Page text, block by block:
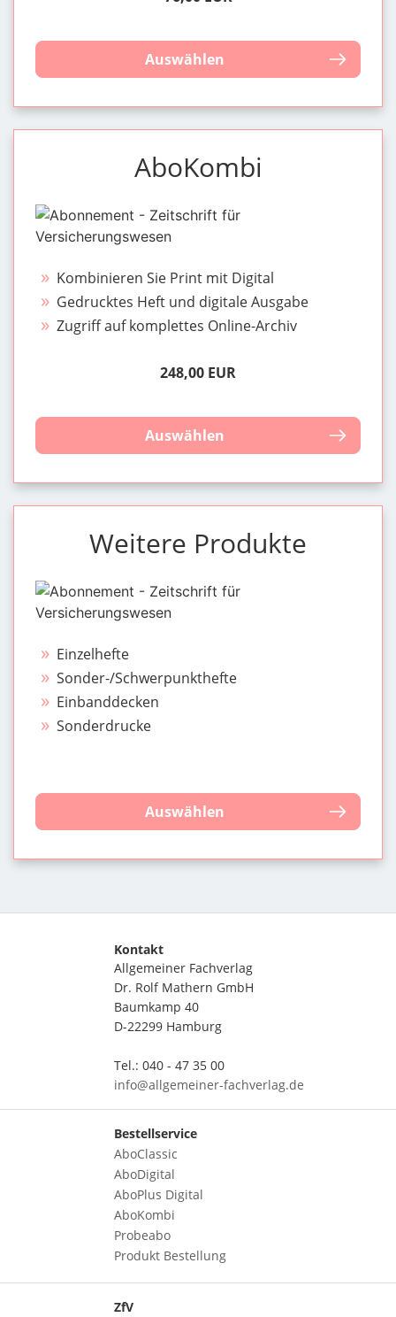
Auswählen
AboKombi
Kombinieren Sie Print mit Digital
Gedrucktes Heft und digitale Ausgabe
Zugriff auf komplettes Online-Archiv
248,00 EUR
Auswählen
Weitere Produkte
Einzelhefte
Sonder-/Schwerpunkthefte
Einbanddecken
Sonderdrucke
Auswählen
Kontakt
Allgemeiner Fachverlag
Dr. Rolf Mathern GmbH
Baumkamp 40
D-22299 Hamburg
Tel.: 040 - 47 35 00
info@allgemeiner-fachverlag.de
Bestellservice
AboClassic
AboDigital
AboPlus Digital
AboKombi
Probeabo
Produkt Bestellung
ZfV